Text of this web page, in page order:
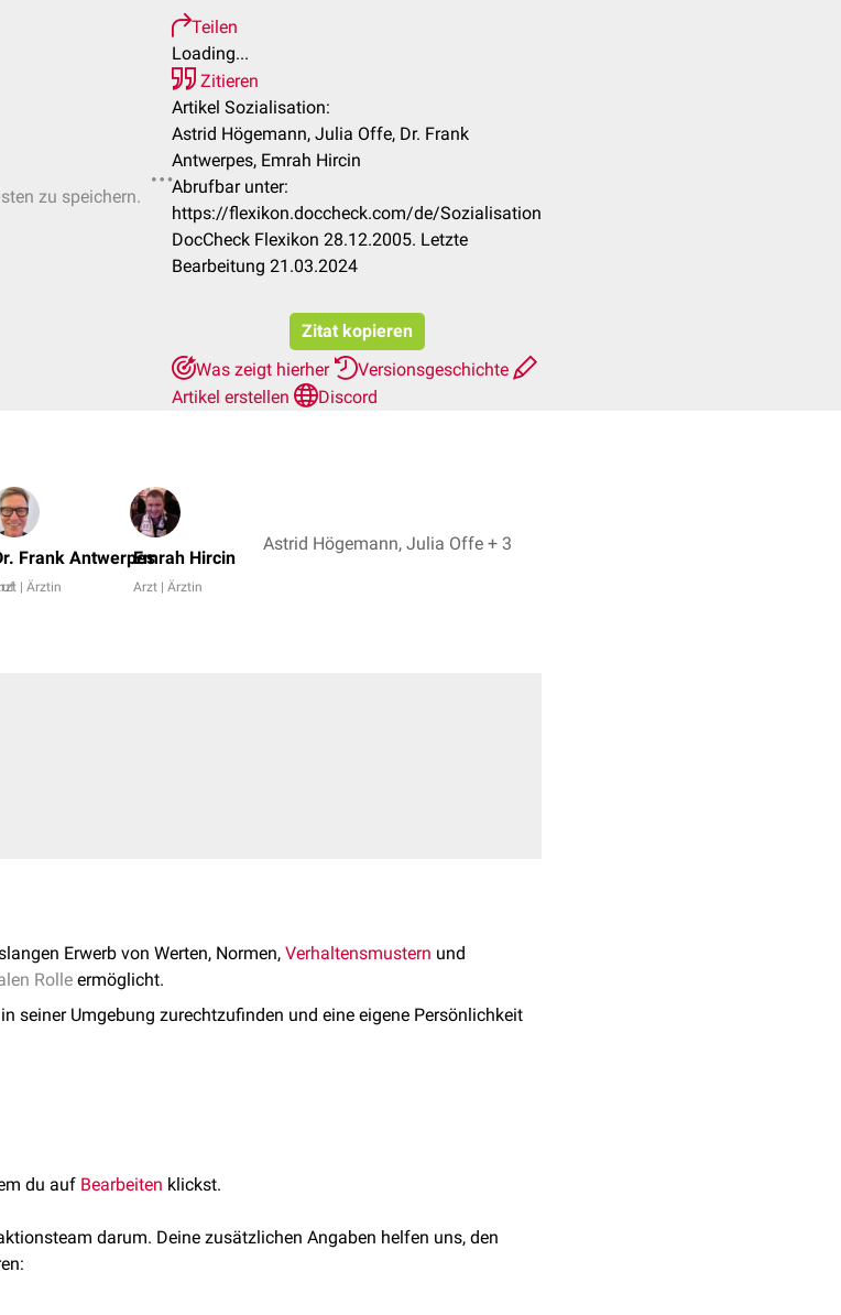
zu speichern.
Teilen
Loading...
Zitieren
Artikel Sozialisation:
Astrid Högemann, Julia Offe, Dr. Frank
Antwerpes, Emrah Hircin
Abrufbar unter:
https://flexikon.doccheck.com/de/Sozialisation
DocCheck Flexikon 28.12.2005. Letzte
Bearbeitung 21.03.2024
Zitat kopieren
Was zeigt hierher
Versionsgeschichte
Artikel erstellen
Discord
Frank Antwerpes
| Ärztin
Emrah Hircin
Arzt | Ärztin
Astrid Högemann, Julia Offe + 3
Erwerb von Werten, Normen, Verhaltensmustern und
Rolle ermöglicht.
seiner Umgebung zurechtzufinden und eine eigene Persönlichkeit
der Entwicklung sowie in unterschiedlichen Umgebungen statt. Aus
schließlich in die tertiäre Sozialisation des Erwachsenen bis
du auf Bearbeiten klickst.
darum. Deine zusätzlichen Angaben helfen uns, den